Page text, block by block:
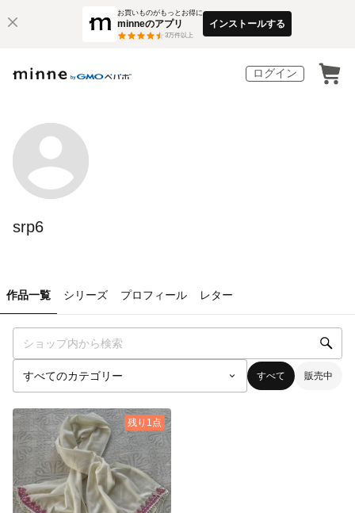
お買いものがもっとお得に
minneのアプリ
3万件以上
インストールする
ログイン
srp6
作品一覧 シリーズ プロフィール レター
すべて 販売中
残り1点